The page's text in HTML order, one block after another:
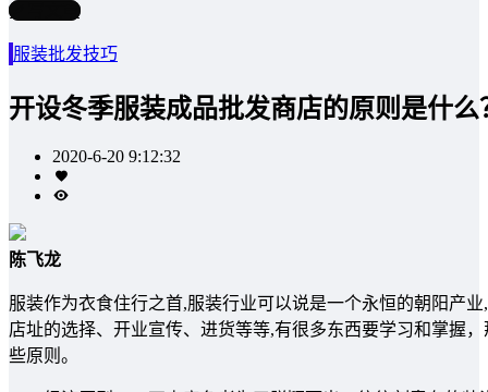
写文章
服装批发技巧
开设冬季服装成品批发商店的原则是什么
2020-6-20 9:12:32
陈飞龙
服装作为衣食住行之首,服装行业可以说是一个永恒的朝阳产
店址的选择、开业宣传、进货等等,有很多东西要学习和掌握
些原则。